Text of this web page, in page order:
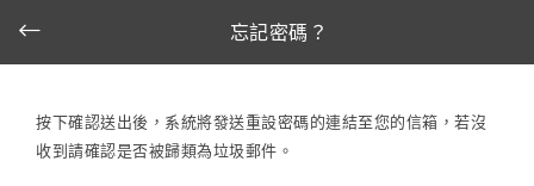
忘記密碼？
按下確認送出後，系統將發送重設密碼的連結至您的信箱，若沒
收到請確認是否被歸類為垃圾郵件。